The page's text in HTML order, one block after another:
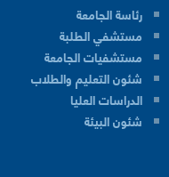
رئاسة الجامعة
مستشفي الطلبة
مستشفيات الجامعة
شئون التعليم والطلاب
الدراسات العليا
شئون البيئة